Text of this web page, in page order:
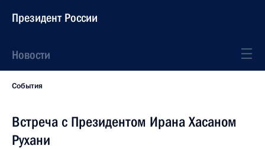
Президент России
Новости
События
Встреча с Президентом Ирана Хасаном
Рухани